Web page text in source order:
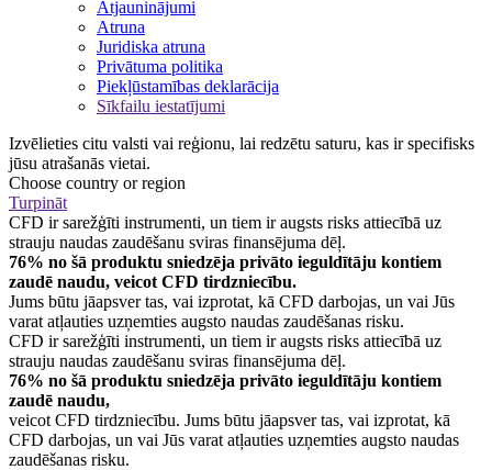
Atjauninājumi
Atruna
Juridiska atruna
Privātuma politika
Piekļūstamības deklarācija
Sīkfailu iestatījumi
Izvēlieties citu valsti vai reģionu, lai redzētu saturu, kas ir specifisks
jūsu atrašanās vietai.
Choose country or region
Turpināt
CFD ir sarežģīti instrumenti, un tiem ir augsts risks attiecībā uz
strauju naudas zaudēšanu sviras finansējuma dēļ.
76% no šā produktu sniedzēja privāto ieguldītāju kontiem
zaudē naudu, veicot CFD tirdzniecību.
Jums būtu jāapsver tas, vai izprotat, kā CFD darbojas, un vai Jūs
varat atļauties uzņemties augsto naudas zaudēšanas risku.
CFD ir sarežģīti instrumenti, un tiem ir augsts risks attiecībā uz
strauju naudas zaudēšanu sviras finansējuma dēļ.
76% no šā produktu sniedzēja privāto ieguldītāju kontiem
zaudē naudu,
veicot CFD tirdzniecību. Jums būtu jāapsver tas, vai izprotat, kā
CFD darbojas, un vai Jūs varat atļauties uzņemties augsto naudas
zaudēšanas risku.